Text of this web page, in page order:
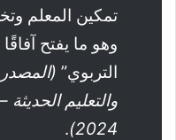
تمكين المعلم
وهو ما يفتح
التربوي”
2024)
.